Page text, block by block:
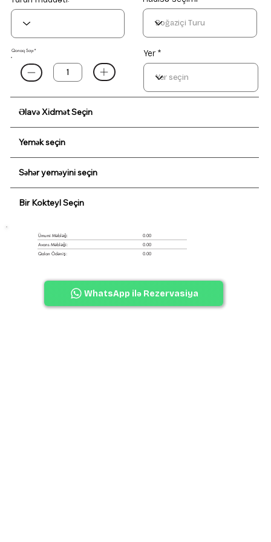
Qonaq Sayı* Yer *
Əlavə Xidmət Seçin
Yemək seçin
Səhər yeməyini seçin
Bir Kokteyl Seçin
Ümumi Məbləğ:
0.00
Avans Məbləği:
0.00
Qalan Ödəniş:
0.00
WhatsApp ilə Rezervasiya